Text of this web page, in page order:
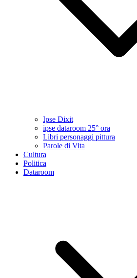
Ipse Dixit
ipse dataroom 25° ora
Libri personaggi pittura
Parole di Vita
Cultura
Politica
Dataroom